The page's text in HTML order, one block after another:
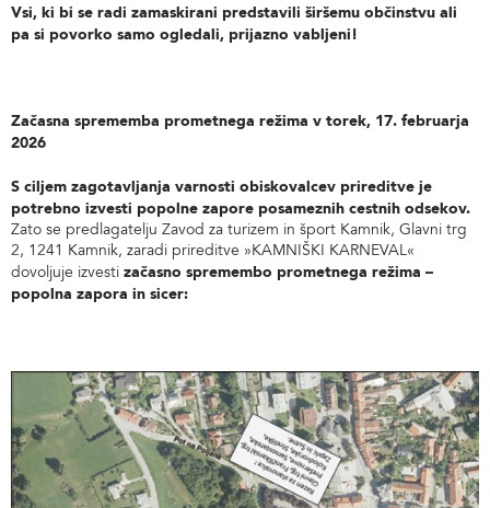
Vsi, ki bi se radi zamaskirani predstavili širšemu občinstvu ali
pa si povorko samo ogledali, prijazno vabljeni!
Začasna sprememba prometnega režima v torek, 17. februarja
2026
S ciljem zagotavljanja varnosti obiskovalcev prireditve je
potrebno izvesti popolne zapore posameznih cestnih odsekov.
Zato se predlagatelju Zavod za turizem in šport Kamnik, Glavni trg
2, 1241 Kamnik, zaradi prireditve »KAMNIŠKI KARNEVAL«
dovoljuje izvesti začasno spremembo prometnega režima –
popolna zapora in sicer: